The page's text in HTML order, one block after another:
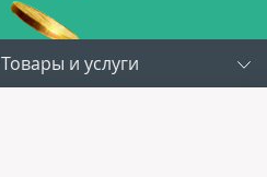
Товары и услуги